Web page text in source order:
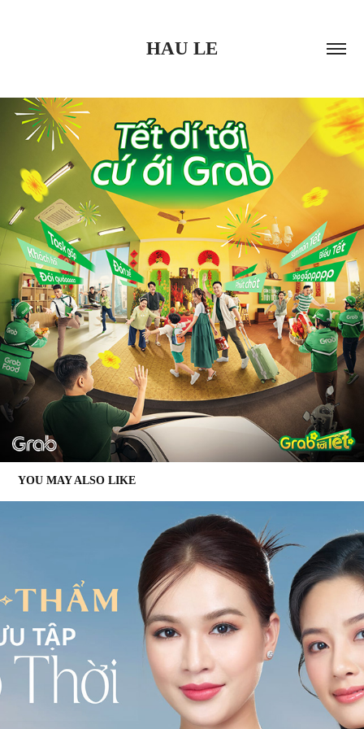
HAU LE
YOU MAY ALSO LIKE
✪ NGỌC THẨM JEWELRY - PHÁI ĐẸP PHẢI ĐẸP |